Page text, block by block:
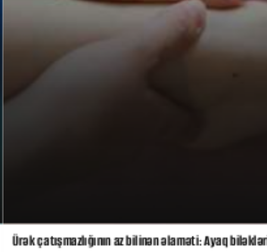
Ürək çatışmazlığının az bilinən əlaməti: Ayaq